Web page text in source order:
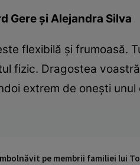
Gere și Alejandra Silva
flexibilă și frumoasă.
fizic. Dragostea
extrem de onești unul
pe membrii familiei lui